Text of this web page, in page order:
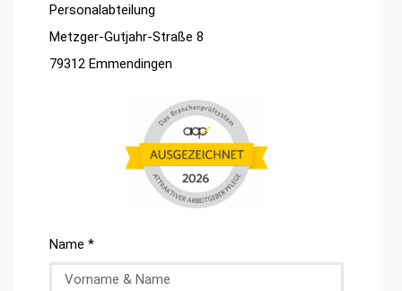
Personalabteilung
Metzger-Gutjahr-Straße 8
79312 Emmendingen
Name *